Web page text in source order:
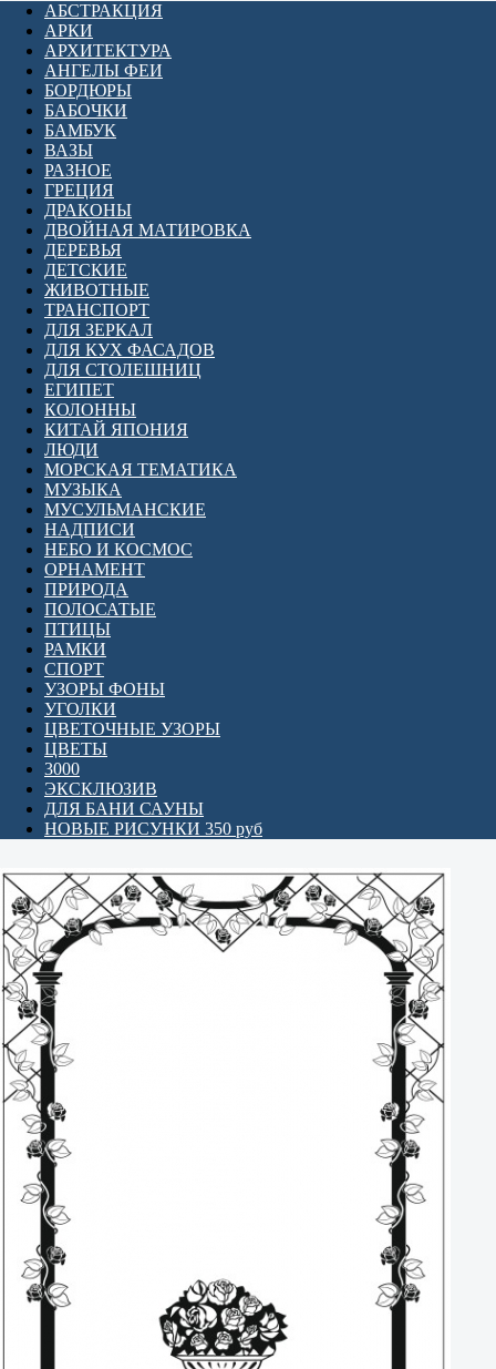
АБСТРАКЦИЯ
АРКИ
АРХИТЕКТУРА
АНГЕЛЫ ФЕИ
БОРДЮРЫ
БАБОЧКИ
БАМБУК
ВАЗЫ
РАЗНОЕ
ГРЕЦИЯ
ДРАКОНЫ
ДВОЙНАЯ МАТИРОВКА
ДЕРЕВЬЯ
ДЕТСКИЕ
ЖИВОТНЫЕ
ТРАНСПОРТ
ДЛЯ ЗЕРКАЛ
ДЛЯ КУХ ФАСАДОВ
ДЛЯ СТОЛЕШНИЦ
ЕГИПЕТ
КОЛОННЫ
КИТАЙ ЯПОНИЯ
ЛЮДИ
МОРСКАЯ ТЕМАТИКА
МУЗЫКА
МУСУЛЬМАНСКИЕ
НАДПИСИ
НЕБО И КОСМОС
ОРНАМЕНТ
ПРИРОДА
ПОЛОСАТЫЕ
ПТИЦЫ
РАМКИ
СПОРТ
УЗОРЫ ФОНЫ
УГОЛКИ
ЦВЕТОЧНЫЕ УЗОРЫ
ЦВЕТЫ
3000
ЭКСКЛЮЗИВ
ДЛЯ БАНИ САУНЫ
НОВЫЕ РИСУНКИ 350 руб